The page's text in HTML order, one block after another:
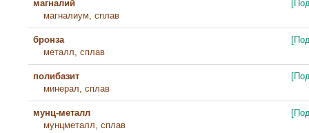
магналий
магналиум, сплав
бронза
металл, сплав
полибазит
минерал, сплав
мунц-металл
мунцметалл, сплав